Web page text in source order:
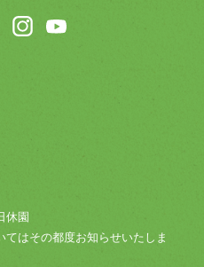
休園
はその都度お知らせいたしま